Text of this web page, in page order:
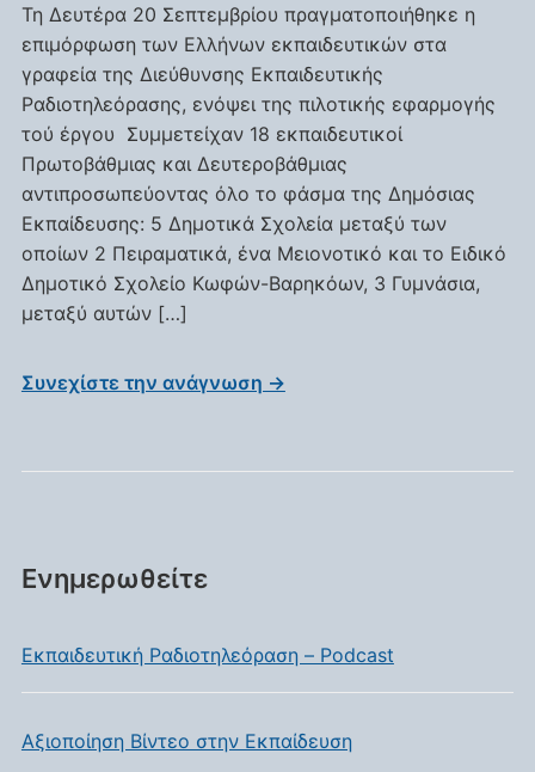
Ενημερωθείτε
Eκπαιδευτική Ραδιοτηλεόραση – Podcast
Αξιοποίηση Βίντεο στην Εκπαίδευση
επιμορφώνονται
για
την
πιλοτική
εφαρμογή
του
EduTubePlus
Τη Δευτέρα 20 Σεπτεμβρίου πραγματοποιήθηκε η
επιμόρφωση των Ελλήνων εκπαιδευτικών στα
γραφεία της Διεύθυνσης Εκπαιδευτικής
Ραδιοτηλεόρασης, ενόψει της πιλοτικής εφαρμογής
τού έργου Συμμετείχαν 18 εκπαιδευτικοί
Πρωτοβάθμιας και Δευτεροβάθμιας
αντιπροσωπεύοντας όλο το φάσμα της Δημόσιας
Εκπαίδευσης: 5 Δημοτικά Σχολεία μεταξύ των
οποίων 2 Πειραματικά, ένα Μειονοτικό και το Ειδικό
Δημοτικό Σχολείο Κωφών-Βαρηκόων, 3 Γυμνάσια,
μεταξύ αυτών […]
Συνεχίστε την ανάγνωση →